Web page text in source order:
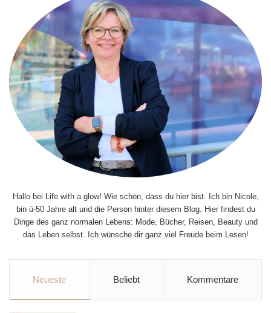
Hallo bei Life with a glow! Wie schön, dass du hier bist. Ich bin Nicole,
bin ü-50 Jahre alt und die Person hinter diesem Blog. Hier findest du
Dinge des ganz normalen Lebens: Mode, Bücher, Reisen, Beauty und
das Leben selbst. Ich wünsche dir ganz viel Freude beim Lesen!
Neueste Beliebt Kommentare